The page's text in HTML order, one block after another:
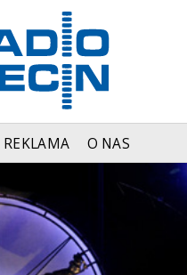
REKLAMA O NAS